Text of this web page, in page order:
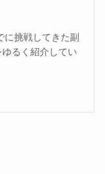
に挑戦してきた副
るく紹介してい